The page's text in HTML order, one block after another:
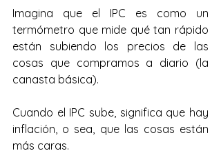
Imagina que el IPC es como un
termómetro que mide qué tan rápido
están subiendo los precios de las
cosas que compramos a diario (la
canasta básica).
Cuando el IPC sube, significa que hay
inflación, o sea, que las cosas están
más caras.